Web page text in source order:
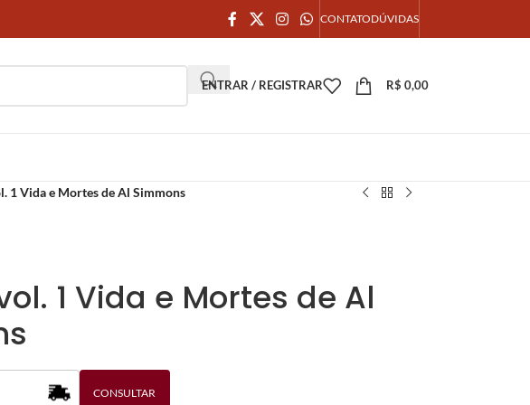
CONTATODÚVIDAS
ENTRAR / REGISTRAR R$ 0,00
1 Vida e Mortes de Al Simmons
1 Vida e Mortes de Al
CONSULTAR